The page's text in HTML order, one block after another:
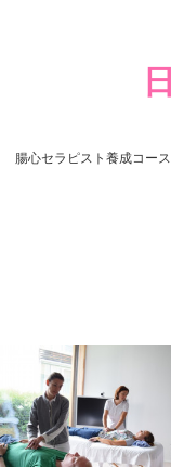
腸心セラピスト養成コース